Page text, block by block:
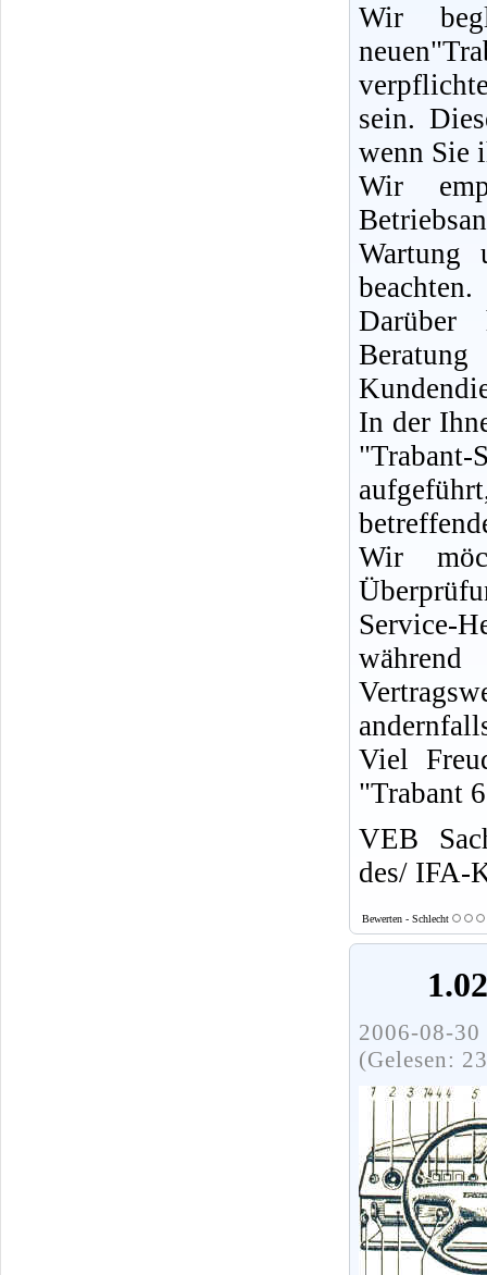
Wir
sein.
wenn Sie
Wir
Wartung
beachten.
Darüber
In der
Wir
Service-
Viel
"Trabant
VEB
des/ IFA-
Bewerten - Schlecht
2006-08-
(Gelesen: